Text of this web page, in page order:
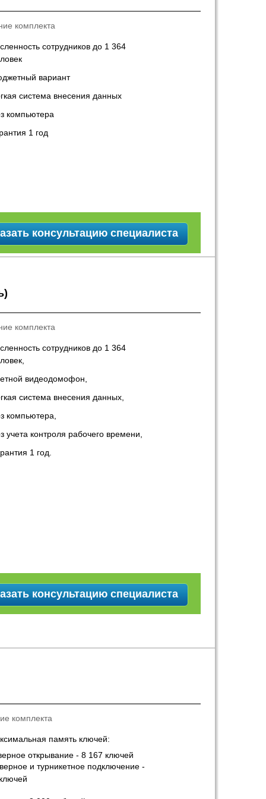
комплекта
сотрудников до 1 364
вариант
система внесения данных
компьютера
1 год
консультацию специалиста
комплекта
сотрудников до 1 364
видеодомофон,
система внесения данных,
компьютера,
учета контроля рабочего времени,
1 год.
консультацию специалиста
комплекта
память ключей:
открывание - 8 167 ключей
и турникетное подключение -